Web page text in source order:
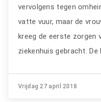
vervolgens tegen
vatte vuur, maar de
kreeg de eerste zorgen
ziekenhuis gebracht.
Vrijdag 27 april 2018